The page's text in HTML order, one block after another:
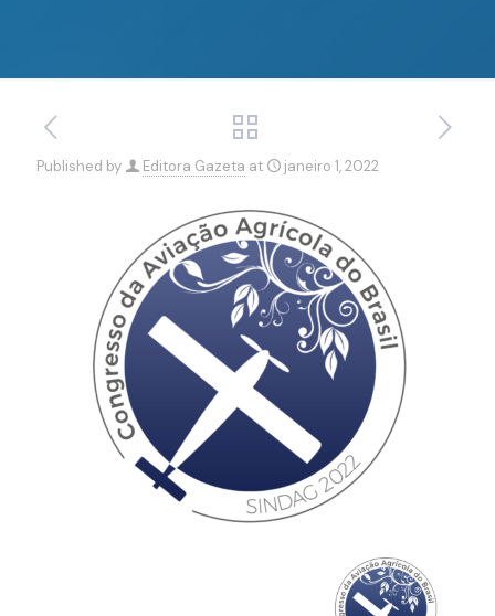
Published by Editora Gazeta at janeiro 1, 2022